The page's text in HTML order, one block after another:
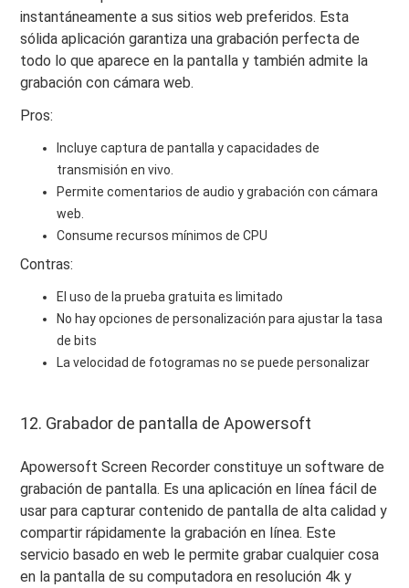
instantáneamente a sus sitios web preferidos. Esta
sólida aplicación garantiza una grabación perfecta de
todo lo que aparece en la pantalla y también admite la
grabación con cámara web.
Pros:
Incluye captura de pantalla y capacidades de
transmisión en vivo.
Permite comentarios de audio y grabación con cámara
web.
Consume recursos mínimos de CPU
Contras:
El uso de la prueba gratuita es limitado
No hay opciones de personalización para ajustar la tasa
de bits
La velocidad de fotogramas no se puede personalizar
12. Grabador de pantalla de Apowersoft
Apowersoft Screen Recorder constituye un software de
grabación de pantalla. Es una aplicación en línea fácil de
usar para capturar contenido de pantalla de alta calidad y
compartir rápidamente la grabación en línea. Este
servicio basado en web le permite grabar cualquier cosa
en la pantalla de su computadora en resolución 4k y